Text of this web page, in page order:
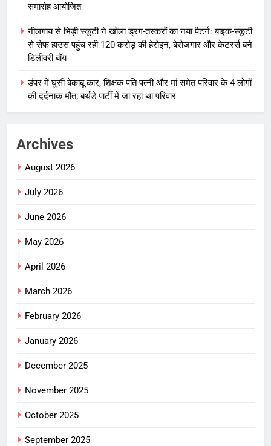
समारोह आयोजित
नीलगाय से भिड़ी स्कूटी ने खोला ड्रग-तस्करों का नया पैटर्न: बाइक-स्कूटी
से सेफ हाउस पहुंच रही 120 करोड़ की हेरोइन, बेरोजगार और केटरर्स बने
डिलीवरी बॉय
डंपर में घुसी बेकाबू कार, शिक्षक पति-पत्नी और मां समेत परिवार के 4 लोगों
की दर्दनाक मौत; बर्थडे पार्टी में जा रहा था परिवार
Archives
August 2026
July 2026
June 2026
May 2026
April 2026
March 2026
February 2026
January 2026
December 2025
November 2025
October 2025
September 2025